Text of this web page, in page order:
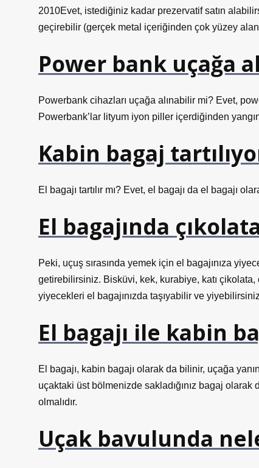
2010Evet, istediğiniz kadar prezervatif satın
geçirebilir (gerçek metal içeriğinden çok yüzey
Power bank uçağa
Powerbank cihazları uçağa alınabilir mi? Evet,
Powerbank’lar lityum iyon piller içerdiğinden
Kabin bagaj
El bagajı tartılır mı? Evet, el bagajı da el bagajı
El bagajında
Peki, uçuş sırasında yemek için el bagajınıza
getirebilirsiniz. Bisküvi, kek, kurabiye, katı
yiyecekleri el bagajınızda taşıyabilir ve
El bagajı ile kabin
El bagajı, kabin bagajı olarak da bilinir, uçağa
uçaktaki üst bölmenizde sakladığınız bagaj
olmalıdır.
Uçak bavulunda